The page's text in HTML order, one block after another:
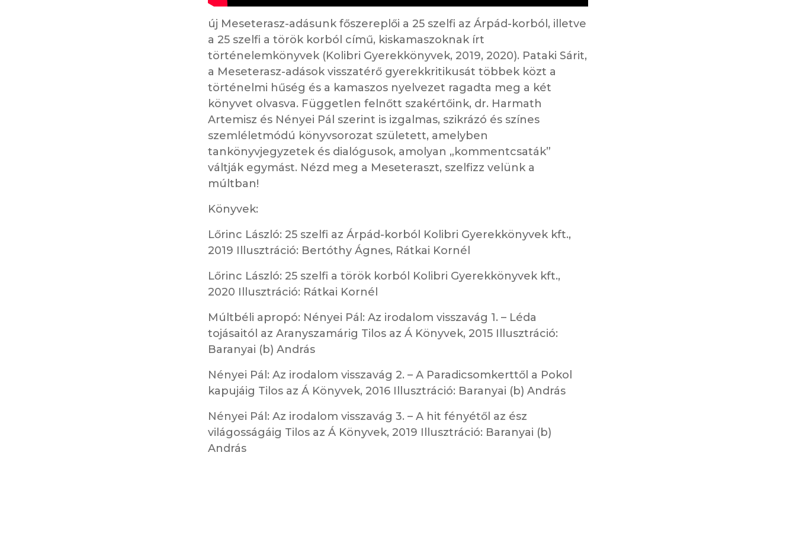
új Meseterasz-adásunk főszereplői a 25 szelfi az Árpád-korból, illetve
a 25 szelfi a török korból című, kiskamaszoknak írt
történelemkönyvek (Kolibri Gyerekkönyvek, 2019, 2020). Pataki Sárit,
a Meseterasz-adások visszatérő gyerekkritikusát többek közt a
történelmi hűség és a kamaszos nyelvezet ragadta meg a két
könyvet olvasva. Független felnőtt szakértőink, dr. Harmath
Artemisz és Nényei Pál szerint is izgalmas, szikrázó és színes
szemléletmódú könyvsorozat született, amelyben
tankönyvjegyzetek és dialógusok, amolyan „kommentcsaták”
váltják egymást. Nézd meg a Meseteraszt, szelfizz velünk a
múltban!
Könyvek:
Lőrinc László: 25 szelfi az Árpád-korból Kolibri Gyerekkönyvek kft.,
2019 Illusztráció: Bertóthy Ágnes, Rátkai Kornél
Lőrinc László: 25 szelfi a török korból Kolibri Gyerekkönyvek kft.,
2020 Illusztráció: Rátkai Kornél
Múltbéli apropó: Nényei Pál: Az irodalom visszavág 1. – Léda
tojásaitól az Aranyszamárig Tilos az Á Könyvek, 2015 Illusztráció:
Baranyai (b) András
Nényei Pál: Az irodalom visszavág 2. – A Paradicsomkerttől a Pokol
kapujáig Tilos az Á Könyvek, 2016 Illusztráció: Baranyai (b) András
Nényei Pál: Az irodalom visszavág 3. – A hit fényétől az ész
világosságáig Tilos az Á Könyvek, 2019 Illusztráció: Baranyai (b)
András